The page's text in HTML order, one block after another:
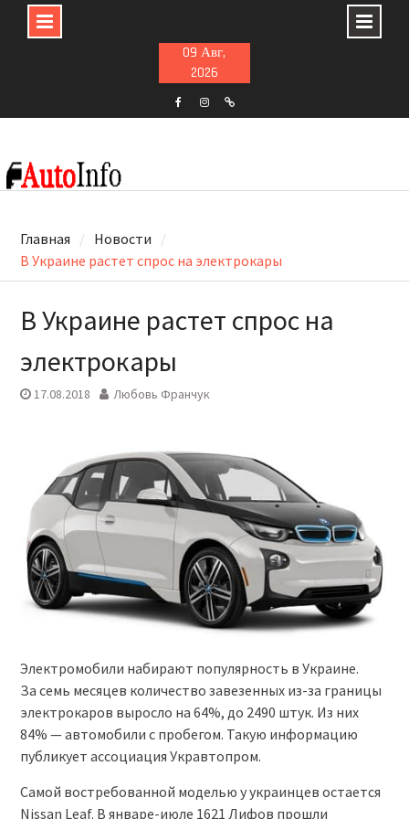
09 Авг,
2026
Главная
Новости
В Украине растет спрос на электрокары
В Украине растет спрос на
электрокары
17.08.2018 Любовь Франчук
Электромобили набирают популярность в Украине.
За семь месяцев количество завезенных из-за границы
электрокаров выросло на 64%, до 2490 штук. Из них
84% — автомобили с пробегом. Такую информацию
публикует ассоциация Укравтопром.
Самой востребованной моделью у украинцев остается
Nissan Leaf. В январе-июле 1621 Лифов прошли